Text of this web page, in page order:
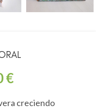
€
creciendo